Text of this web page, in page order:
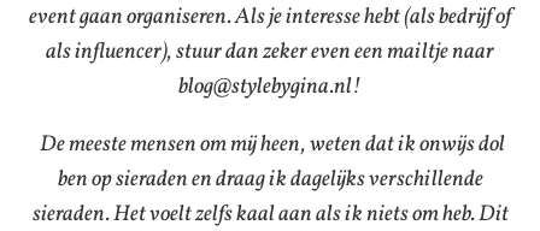
event gaan organiseren. Als je interesse hebt (als bedrijf of
als influencer), stuur dan zeker even een mailtje naar
blog@stylebygina.nl!
De meeste mensen om mij heen, weten dat ik onwijs dol
ben op sieraden en draag ik dagelijks verschillende
sieraden. Het voelt zelfs kaal aan als ik niets om heb. Dit